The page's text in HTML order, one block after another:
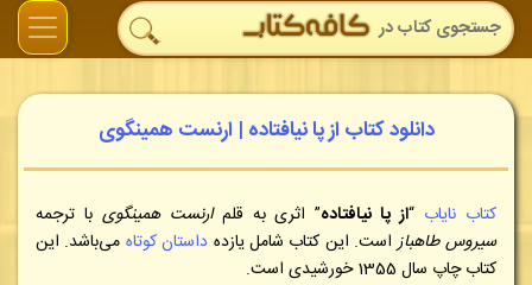
دانلود کتاب از پا نیافتاده | ارنست همینگوی
کتاب نایاب “از پا نیافتاده” اثری به قلمارنست همینگوی با ترجمه
سیروس طاهبازاست. این کتاب شامل یازده داستان کوتاه می‌باشد. این
کتاب چاپ سال 1355 خورشیدی است.